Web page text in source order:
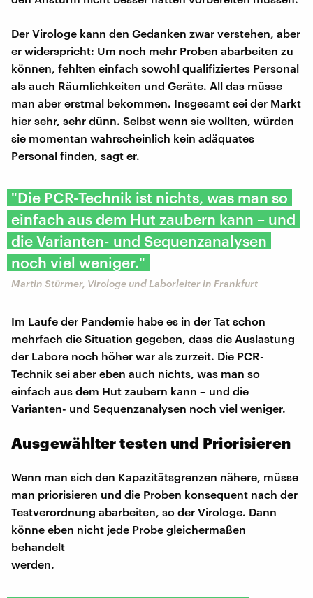
Der Virologe kann den Gedanken zwar verstehen, aber
er widerspricht: Um noch mehr Proben abarbeiten zu
können, fehlten einfach sowohl qualifiziertes Personal
als auch Räumlichkeiten und Geräte. All das müsse
man aber erstmal bekommen. Insgesamt sei der Markt
hier sehr, sehr dünn. Selbst wenn sie wollten, würden
sie momentan wahrscheinlich kein adäquates
Personal finden, sagt er.
"Die PCR-Technik ist nichts, was man so
einfach aus dem Hut zaubern kann – und
die Varianten- und Sequenzanalysen
noch viel weniger."
Martin Stürmer, Virologe und Laborleiter in Frankfurt
Im Laufe der Pandemie habe es in der Tat schon
mehrfach die Situation gegeben, dass die Auslastung
der Labore noch höher war als zurzeit. Die PCR-
Technik sei aber eben auch nichts, was man so
einfach aus dem Hut zaubern kann – und die
Varianten- und Sequenzanalysen noch viel weniger.
Ausgewählter testen und Priorisieren
Wenn man sich den Kapazitätsgrenzen nähere, müsse
man priorisieren und die Proben konsequent nach der
Testverordnung abarbeiten, so der Virologe. Dann
könne eben nicht jede Probe gleichermaßen
behandelt
werden.